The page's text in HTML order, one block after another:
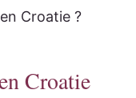
Croatie ?
Croatie